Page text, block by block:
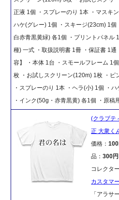
正液 1個 ・スプレーのり 1本 ・マスキ
ハケ(グレー) 1個 ・スキージ(23cm) 1個
白赤青黒黄緑) 各1個 ・プリントパネル
種) 一式 ・取扱説明書 1冊 ・保証書 1
容】 ・本体 1台 ・スモールフレーム 1
枚 ・お試しスクリーン(120m) 1枚 ・ピ
・スプレーのり 1本 ・ヘラ(小) 1個 ・
・インク(50g・赤青黒黄) 各1個 ・原稿
(クラブテ
正 大衆く
価格：
品：300円
コレクタ
カスタマ
「アラサ